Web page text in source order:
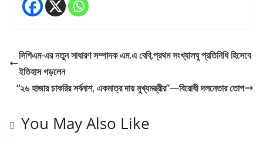
সিপিএম-এর নতুন সাধারণ সম্পাদক এম.এ বেবি,প্রথম সংখ্যালঘু প্রতিনিধি হিসেবে
ইতিহাস গড়লেন
“২৬ হাজার চাকরির সর্বনাশ, একমাত্র দায় মুখ্যমন্ত্রীর”—বিরোধী দলনেতার তোপ
You May Also Like